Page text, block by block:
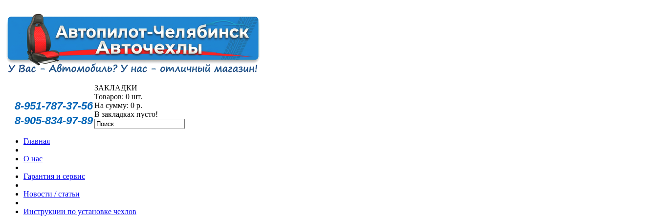
8-951-787-37-56
8-905-834-97-89
ЗАКЛАДКИ
Товаров: 0 шт.
На сумму: 0 р.
В закладках пусто!
Главная
О нас
Гарантия и сервис
Новости / статьи
Инструкции по установке чехлов